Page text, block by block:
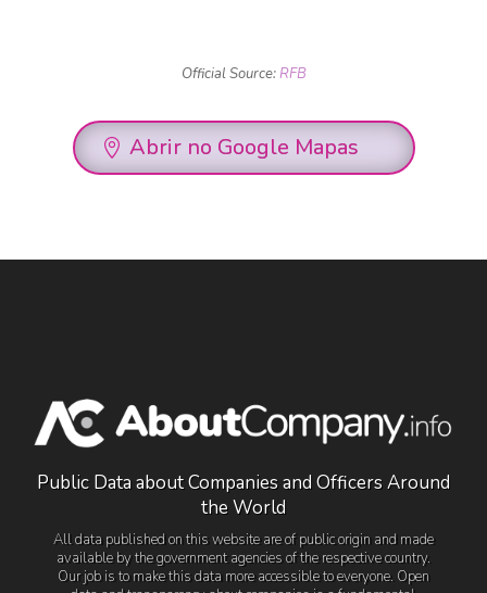
Official Source:RFB
Abrir no Google Mapas
Public Data about Companies and Officers Around
the World
All data published on this website are of public origin and made
available by the government agencies of the respective country.
Our job is to make this data more accessible to everyone. Open